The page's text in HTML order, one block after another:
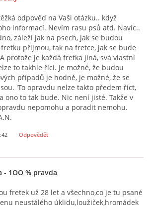
odpověď na Vaši otázku.. když
informací. Nevím rasu psů atd. Navíc..
záleží jak na psech, jak se budou
přijmou, tak na fretce, jak se bude
protože je každá fretka jiná, svá vlastní
to takhle říci. Je možné, že budou
případů je hodně, je možné, že se
'To opravdu nelze takto předem říct,
ono to tak bude. Nic není jisté. Takže v
nepomohu a poradit nemohu.
Odpovědět
- 1OO % pravda
fretek už 28 let a všechno,co je tu psané
neustálého úklidu,loužiček,hromádek